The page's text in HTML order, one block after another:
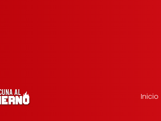
Inicio